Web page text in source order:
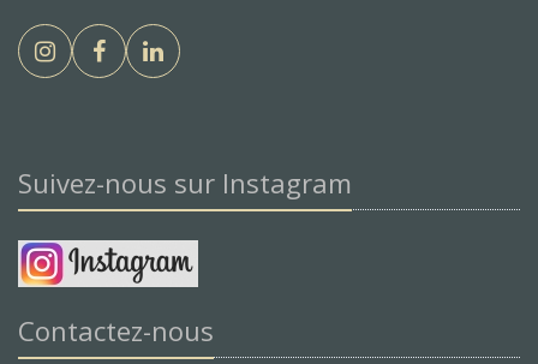
Suivez-nous sur Instagram
Contactez-nous